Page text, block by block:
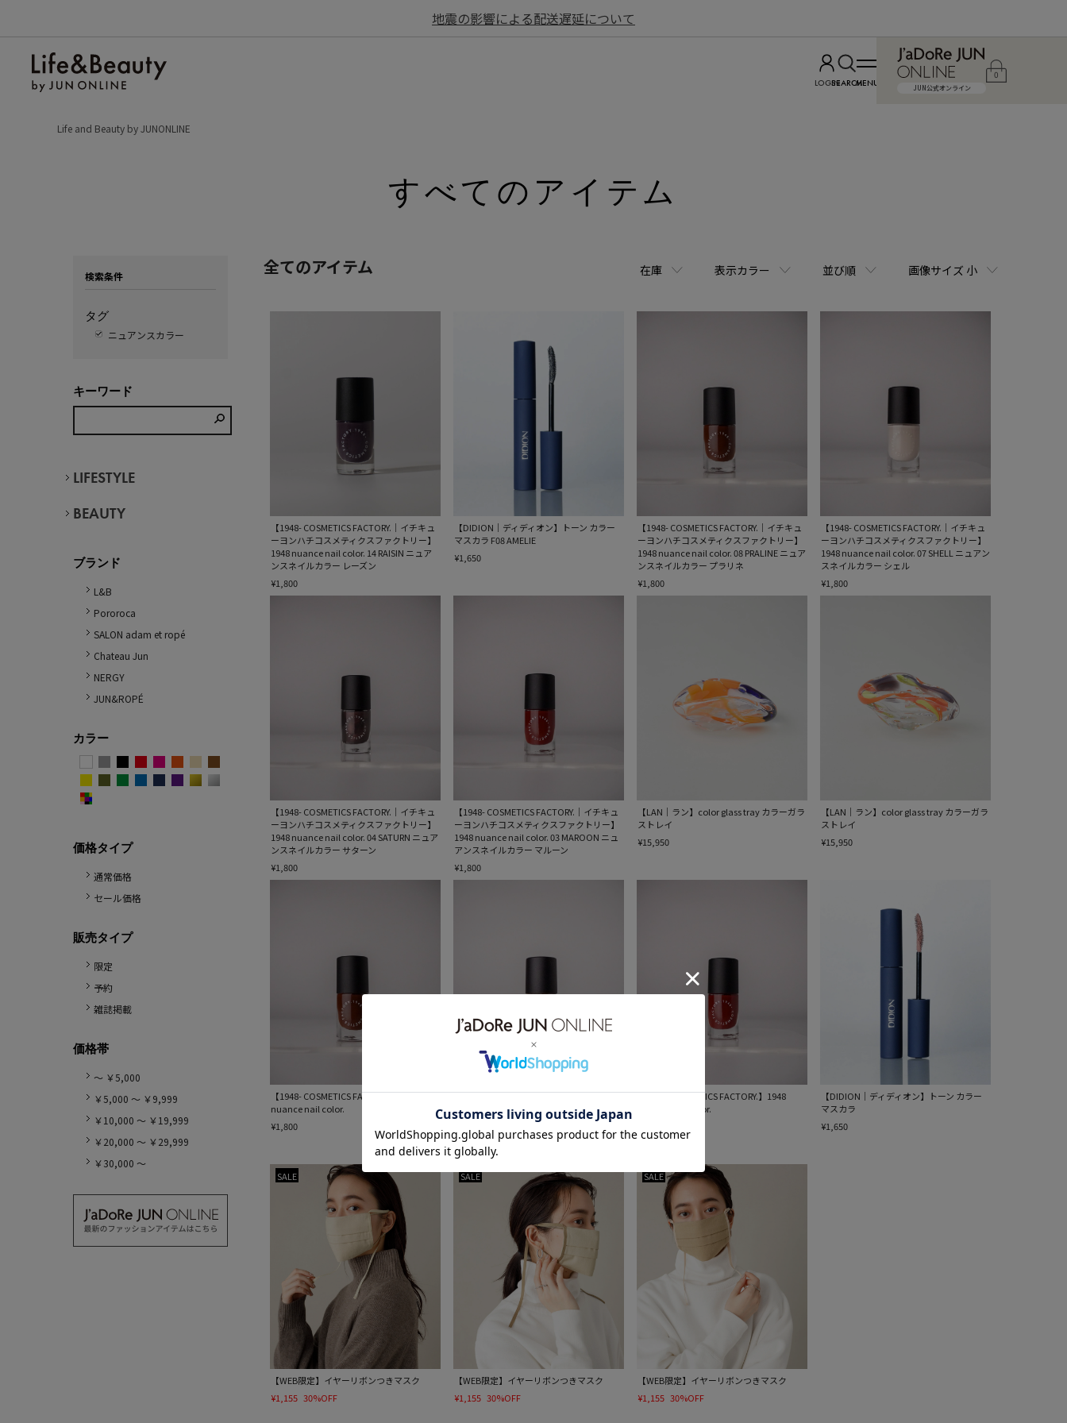
地震の影響による配送遅延について
LOGINSEARCHMENU JUN公式オンライン
0
Life and Beauty by JUNONLINE
すべてのアイテム
検索条件
タグ
ニュアンスカラー
キーワード
LIFESTYLE
BEAUTY
ブランド
L&B
Pororoca
SALON adam et ropé
Chateau Jun
NERGY
JUN&ROPÉ
カラー
価格タイプ
通常価格
セール価格
販売タイプ
限定
予約
雑誌掲載
価格帯
～ ￥5,000
￥5,000 ～ ￥9,999
￥10,000 ～ ￥19,999
￥20,000 ～ ￥29,999
￥30,000 ～
全てのアイテム 在庫 表示カラー 並び順 画像サイズ 小
【1948- COSMETICS FACTORY.｜イチキュ
ーヨンハチコスメティクスファクトリー】
1948 nuance nail color. 14 RAISIN ニュア
ンスネイルカラー レーズン
¥1,800
【DIDION｜ディディオン】トーン カラー
マスカラ F08 AMELIE
¥1,650
【1948- COSMETICS FACTORY.｜イチキュ
ーヨンハチコスメティクスファクトリー】
1948 nuance nail color. 08 PRALINE ニュア
ンスネイルカラー プラリネ
¥1,800
【1948- COSMETICS FACTORY.｜イチキュ
ーヨンハチコスメティクスファクトリー】
1948 nuance nail color. 07 SHELL ニュアン
スネイルカラー シェル
¥1,800
【1948- COSMETICS FACTORY.｜イチキュ
ーヨンハチコスメティクスファクトリー】
1948 nuance nail color. 04 SATURN ニュア
ンスネイルカラー サターン
¥1,800
【1948- COSMETICS FACTORY.｜イチキュ
ーヨンハチコスメティクスファクトリー】
1948 nuance nail color. 03 MAROON ニュ
アンスネイルカラー マルーン
¥1,800
【LAN｜ラン】color glass tray カラーガラ
ストレイ
¥15,950
【LAN｜ラン】color glass tray カラーガラ
ストレイ
¥15,950
【1948- COSMETICS FACTORY.】1948
nuance nail color.
¥1,800
【1948- COSMETICS FACTORY.】1948
nuance nail color.
【1948- COSMETICS FACTORY.】1948
nuance nail color.
【DIDION｜ディディオン】トーン カラー
マスカラ
¥1,650
SALE
【WEB限定】イヤーリボンつきマスク
¥1,155 30%OFF
SALE
【WEB限定】イヤーリボンつきマスク
¥1,155 30%OFF
SALE
【WEB限定】イヤーリボンつきマスク
¥1,155 30%OFF